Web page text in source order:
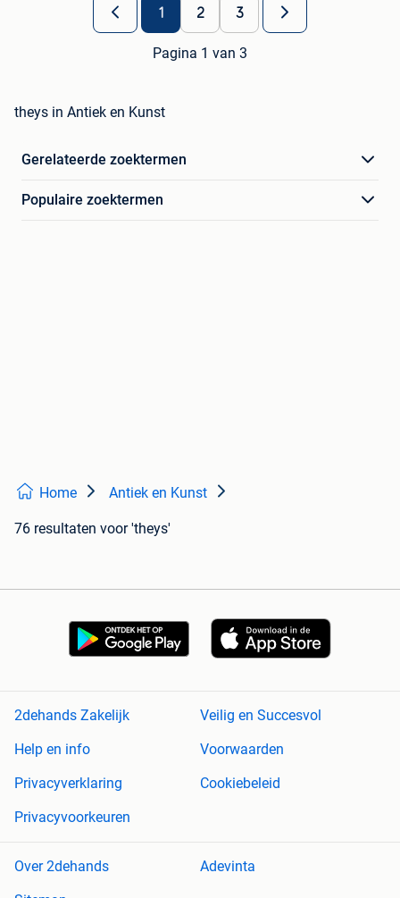
1 2 3
Pagina 1 van 3
theys in Antiek en Kunst
Gerelateerde zoektermen
Populaire zoektermen
Home Antiek en Kunst
76 resultaten voor 'theys'
2dehands Zakelijk
Veilig en Succesvol
Help en info
Voorwaarden
Privacyverklaring
Cookiebeleid
Privacyvoorkeuren
Over 2dehands
Adevinta